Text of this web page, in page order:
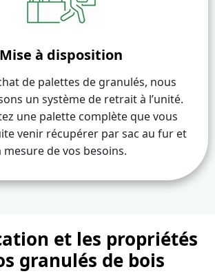
Mise à disposition
de palettes de granulés, nous
un système de retrait à l’unité.
une palette complète que vous
venir récupérer par sac au fur et
mesure de vos besoins.
et les propriétés
granulés de bois